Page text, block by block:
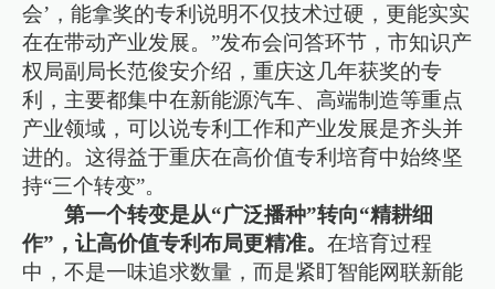
会’，能拿奖的专利说明不仅技术过硬，更能实实
在在带动产业发展。”发布会问答环节，市知识产
权局副局长范俊安介绍，重庆这几年获奖的专
利，主要都集中在新能源汽车、高端制造等重点
产业领域，可以说专利工作和产业发展是齐头并
进的。这得益于重庆在高价值专利培育中始终坚
持“三个转变”。
第一个转变是从“广泛播种”转向“精耕细
作”，让高价值专利布局更精准。在培育过程
中，不是一味追求数量，而是紧盯智能网联新能